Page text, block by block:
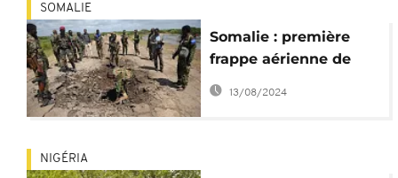
SOMALIE
Somalie : première
frappe aérienne de
l'ère Biden
13/08/2024
NIGÉRIA